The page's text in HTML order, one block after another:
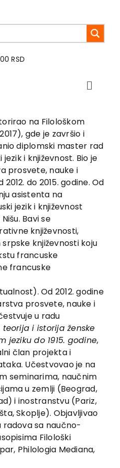
RSD
Toggle
na Filološkom
gde je završio i
diplomski master rad
i književnost. Bio je
prosvete, nauke i
do 2015. godine. Od
asistenta na
jezik i književnost
Bavi se
književnosti,
književnosti koju
francuske
francuske
Od 2012. godine
prosvete, nauke i
u radu
i istorija ženske
jeziku do 1915. godine,
član projekta i
Učestvovao je na
seminarima, naučnim
u zemlji (Beograd,
i inostranstvu (Pariz,
Skoplje). Objavljivao
sa naučno-
Filološki
Philologia Mediana,